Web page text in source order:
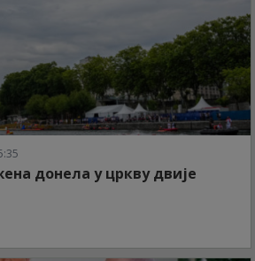
донела у цркву двије